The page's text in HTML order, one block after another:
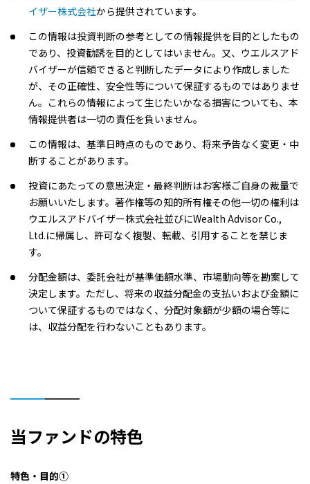
2023/01/20 0円
2022/07/20 0円
2022/01/20 40円
2021/02/01
2020/07/31 70円
2020/01/31 60円
2019/01/31 0円
2018/07/31 0円
2017/07/31
2017/01/31
2016/08/01
イザー株式会社から提供されています。
この情報は投資判断の参考としての情報提供を目的としたもの
であり、投資勧誘を目的としてはいません。又、ウエルスアド
バイザーが信頼できると判断したデータにより作成しました
が、その正確性、安全性等について保証するものではありませ
ん。これらの情報によって生じたいかなる損害についても、本
情報提供者は一切の責任を負いません。
この情報は、基準日時点のものであり、将来予告なく変更・中
断することがあります。
投資にあたっての意思決定・最終判断はお客様ご自身の裁量で
お願いいたします。著作権等の知的所有権その他一切の権利は
ウエルスアドバイザー株式会社並びにWealth Advisor Co.,
Ltd.に帰属し、許可なく複製、転載、引用することを禁じま
す。
分配金額は、委託会社が基準価額水準、市場動向等を勘案して
決定します。ただし、将来の収益分配金の支払いおよび金額に
ついて保証するものではなく、分配対象額が少額の場合等に
は、収益分配を行わないこともあります。
当ファンドの特色
特色・目的①